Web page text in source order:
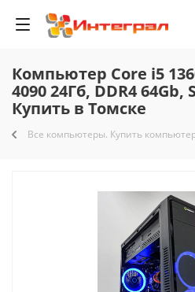
Компьютер Core i5
4090 24Гб, DDR4 64Gb,
Купить в Томске
Все компьютеры. Купить